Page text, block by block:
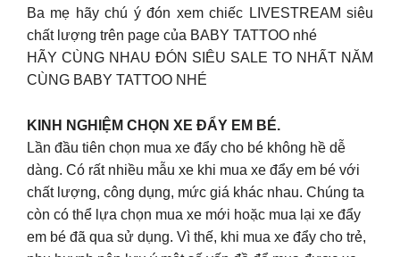
Ba mẹ hãy chú ý đón xem chiếc LIVESTREAM siêu
chất lượng trên page của BABY TATTOO nhé
HÃY CÙNG NHAU ĐÓN SIÊU SALE TO NHẤT NĂM
CÙNG BABY TATTOO NHÉ
KINH NGHIỆM CHỌN XE ĐẨY EM BÉ.
Lần đầu tiên chọn mua xe đẩy cho bé không hề dễ
dàng. Có rất nhiều mẫu xe khi mua xe đẩy em bé với
chất lượng, công dụng, mức giá khác nhau. Chúng ta
còn có thể lựa chọn mua xe mới hoặc mua lại xe đẩy
em bé đã qua sử dụng. Vì thế, khi mua xe đẩy cho trẻ,